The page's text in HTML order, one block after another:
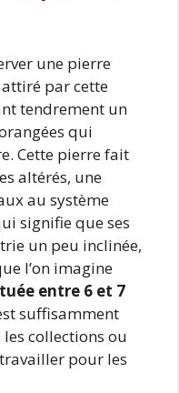
une pierre
par cette
tendrement un
qui
Cette pierre fait
altérés, une
au système
signifie que ses
un peu inclinée,
l’on imagine
entre 6 et 7
suffisamment
collections ou
pour les